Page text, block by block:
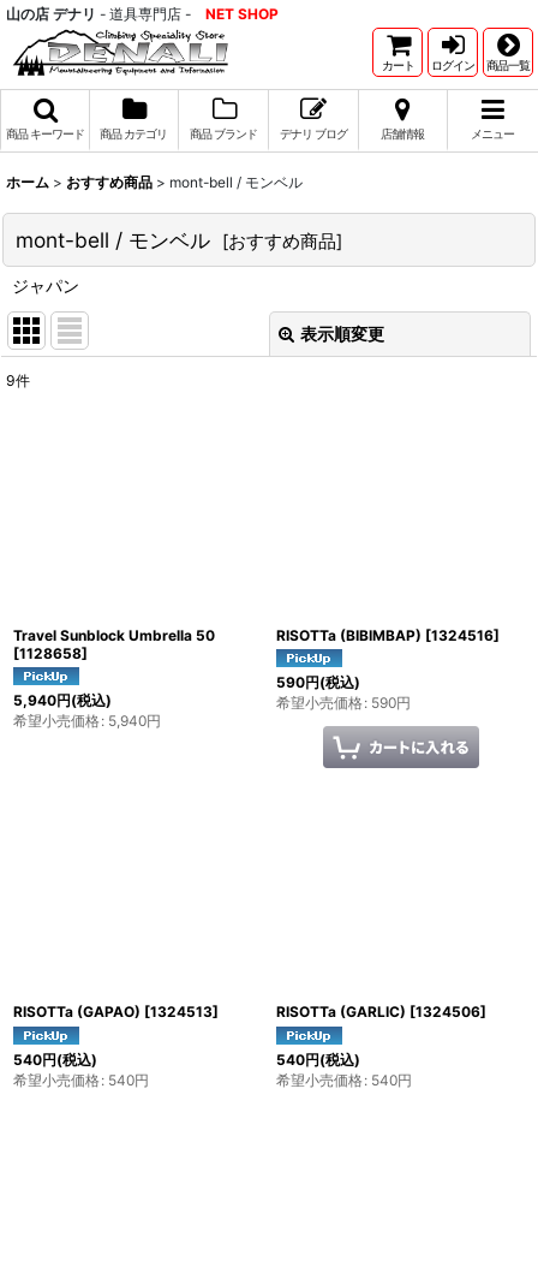
山の店 デナリ - 道具専門店 - NET SHOP
カート ログイン 商品一覧
商品 キーワード 商品 カテゴリ 商品 ブランド デナリ ブログ 店舗情報 メニュー
ホーム > おすすめ商品 > mont-bell / モンベル
mont-bell / モンベル [おすすめ商品]
ジャパン
表示順変更
9件
Travel Sunblock Umbrella 50
[1128658]
5,940円(税込)
希望小売価格: 5,940円
RISOTTa (BIBIMBAP) [1324516]
590円(税込)
希望小売価格: 590円
RISOTTa (GAPAO) [1324513]
540円(税込)
希望小売価格: 540円
RISOTTa (GARLIC) [1324506]
540円(税込)
希望小売価格: 540円